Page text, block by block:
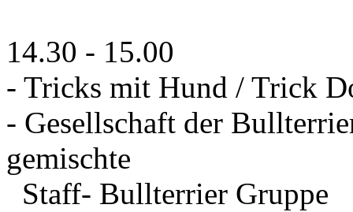
14.30 - 15.00
- Tricks mit Hund / Trick
- Gesellschaft der
gemischte
Staff- Bullterrier Gruppe